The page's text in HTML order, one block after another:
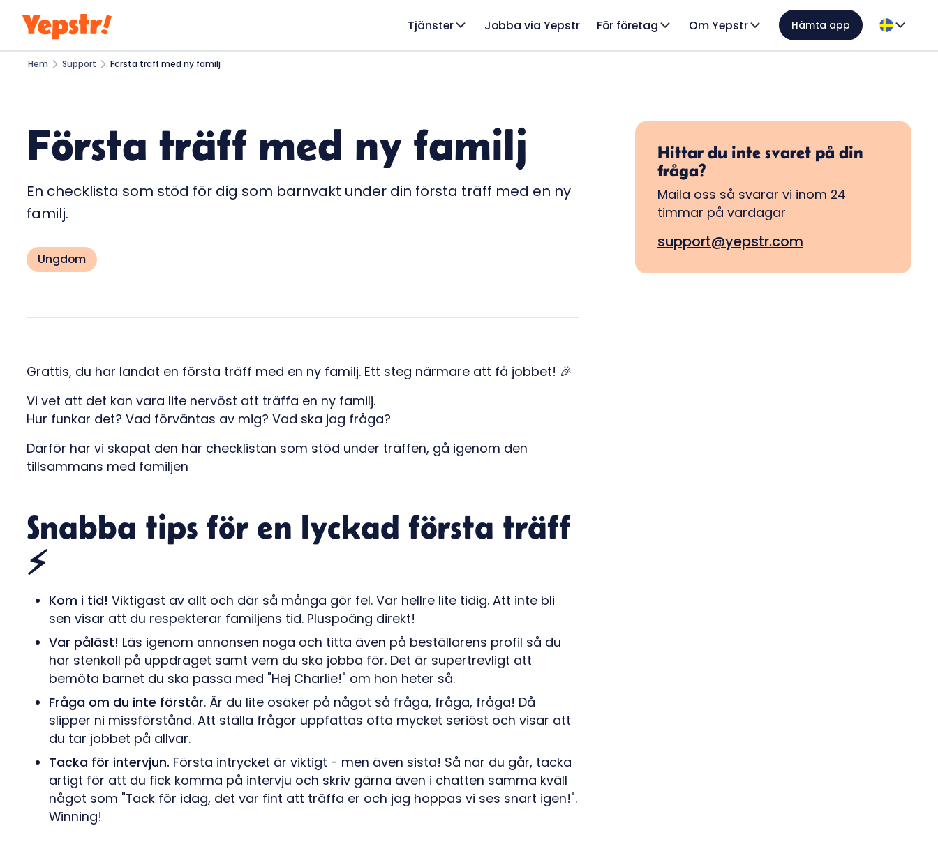
Tjänster Jobba via Yepstr För företag Om Yepstr Hämta app
Hem Support Första träff med ny familj
Första träff med ny familj
En checklista som stöd för dig som barnvakt under din första träff med en ny
familj.
Ungdom
Grattis, du har landat en första träff med en ny familj. Ett steg närmare att få jobbet! 🎉
Vi vet att det kan vara lite nervöst att träffa en ny familj.
Hur funkar det? Vad förväntas av mig? Vad ska jag fråga?
Därför har vi skapat den här checklistan som stöd under träffen, gå igenom den
tillsammans med familjen
Snabba tips för en lyckad första träff
⚡️
Kom i tid!Viktigast av allt och där så många gör fel. Var hellre lite tidig. Att inte bli
sen visar att du respekterar familjens tid. Pluspoäng direkt!
Var påläst! Läs igenom annonsen noga och titta även på beställarens profil så du
har stenkoll på uppdraget samt vem du ska jobba för. Det är supertrevligt att
bemöta barnet du ska passa med "Hej Charlie!" om hon heter så.
Fråga om du inte förstår. Är du lite osäker på något så fråga, fråga, fråga! Då
slipper ni missförstånd. Att ställa frågor uppfattas ofta mycket seriöst och visar att
du tar jobbet på allvar.
Tacka för intervjun. Första intrycket är viktigt - men även sista! Så när du går, tacka
artigt för att du fick komma på intervju och skriv gärna även i chatten samma kväll
något som "Tack för idag, det var fint att träffa er och jag hoppas vi ses snart igen!".
Winning!
Hittar du inte svaret på din
fråga?
Maila oss så svarar vi inom 24
timmar på vardagar
support@yepstr.com